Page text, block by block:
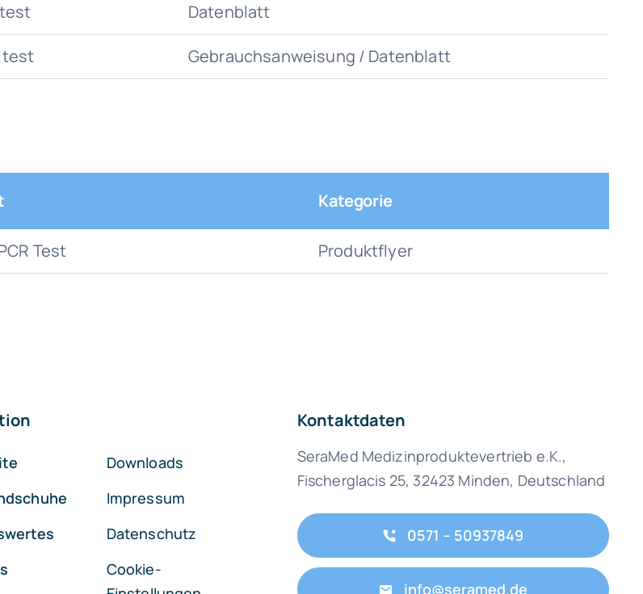
Datenblatt
Gebrauchsanweisung / Datenblatt
Kategorie
Test Produktflyer
Downloads
Impressum
Datenschutz
Cookie-
Kontaktdaten
SeraMed Medizinproduktevertrieb e.K.,
Fischerglacis 25, 32423 Minden, Deutschland
0571 – 50937849
info@seramed.de